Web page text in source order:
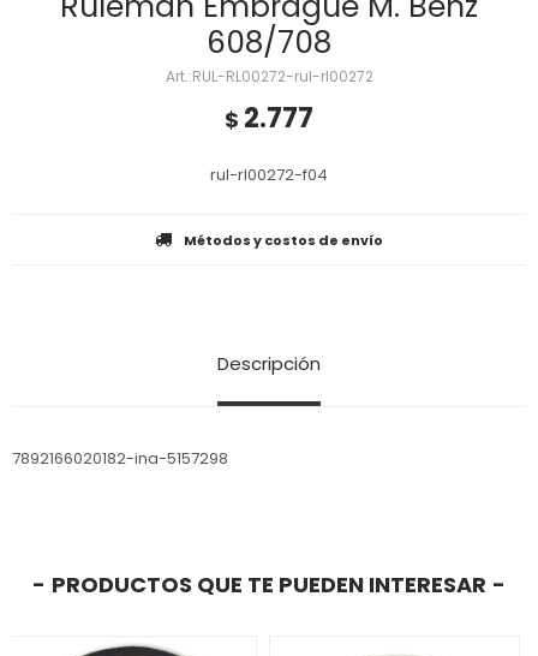
608/708
RUL-RL00272-rul-rl00272
$ 2.777
rul-rl00272-f04
Métodos y costos de envío
Descripción
7892166020182-ina-5157298
PRODUCTOS QUE TE PUEDEN INTERESAR